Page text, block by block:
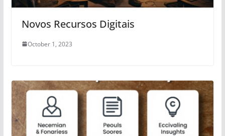
Novos Recursos Digitais
October 1, 2023